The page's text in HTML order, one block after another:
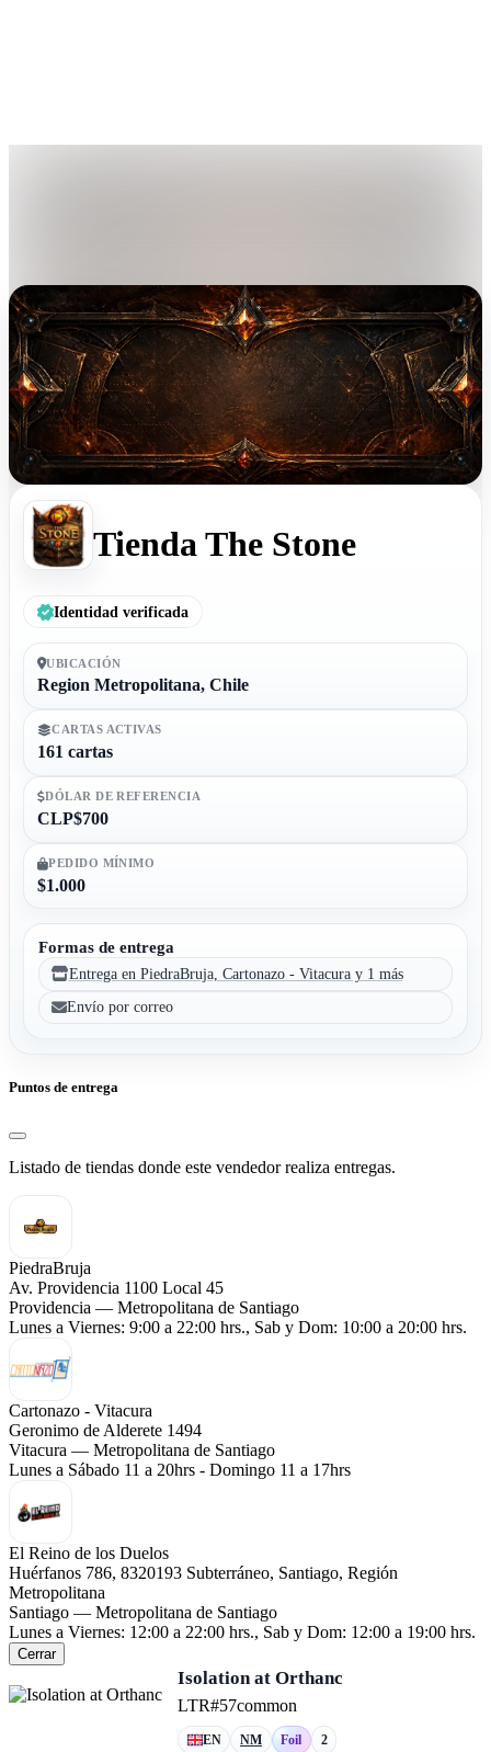
Tienda The Stone
Identidad verificada
UBICACIÓN
Region Metropolitana, Chile
CARTAS ACTIVAS
161 cartas
DÓLAR DE REFERENCIA
CLP$700
PEDIDO MÍNIMO
$1.000
Formas de entrega
Entrega en PiedraBruja, Cartonazo - Vitacura y 1 más
Envío por correo
Puntos de entrega
Listado de tiendas donde este vendedor realiza entregas.
PiedraBruja
Av. Providencia 1100 Local 45
Providencia — Metropolitana de Santiago
Lunes a Viernes: 9:00 a 22:00 hrs., Sab y Dom: 10:00 a 20:00 hrs.
Cartonazo - Vitacura
Geronimo de Alderete 1494
Vitacura — Metropolitana de Santiago
Lunes a Sábado 11 a 20hrs - Domingo 11 a 17hrs
El Reino de los Duelos
Huérfanos 786, 8320193 Subterráneo, Santiago, Región
Metropolitana
Santiago — Metropolitana de Santiago
Lunes a Viernes: 12:00 a 22:00 hrs., Sab y Dom: 12:00 a 19:00 hrs.
Cerrar
Isolation at Orthanc
LTR#57common
EN NM Foil 2